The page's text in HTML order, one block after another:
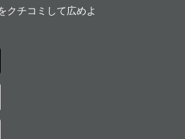
クチコミして広めよ